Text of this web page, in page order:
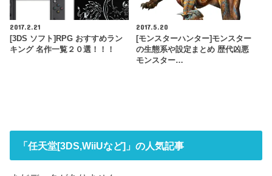
2017.2.21
[3DS ソフト]RPG おすすめラン
キング 名作一覧２０選！！！
2017.5.20
[モンスターハンター]モンスター
の生態系や設定まとめ 歴代凶悪
モンスター…
「任天堂[3DS,WiiUなど]」の人気記事